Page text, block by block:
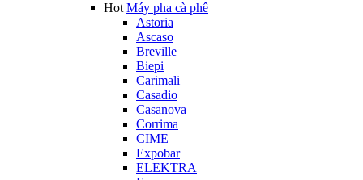
Hot Máy pha cà phê
Astoria
Ascaso
Breville
Biepi
Carimali
Casadio
Casanova
Corrima
CIME
Expobar
ELEKTRA